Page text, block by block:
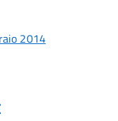
2014